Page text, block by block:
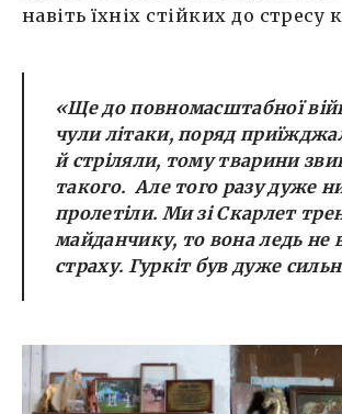
навіть їхніх стійких до стресу
«Ще до повномасштабної
чули літаки, поряд
й стріляли, тому тварини
такого. Але того разу дуже
пролетіли. Ми зі Скарлет
майданчику, то вона ледь не
страху. Гуркіт був дуже